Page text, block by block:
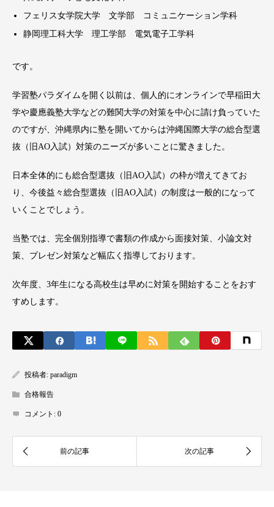
フェリス女学院大学 文学部 コミュニケーション学科
静岡理工科大学 理工学部 電気電子工学科
です。
学習塾パラダイムを開く以前は、個人的にオンラインで早稲田大
学や慶應義塾大学などの難関大学の対策を中心に請け負っていた
のですが、沖縄県内に塾を開いてからは沖縄国際大学の総合型選
抜（旧AO入試）対策のニーズが多いことに驚きました。
日本全体的にも総合型選抜（旧AO入試）の枠が増えてきてお
り、今後益々総合型選抜（旧AO入試）の制度は一般的になって
いくことでしょう。
当塾では、完全個別指導で書類の作成から面接対策、小論文対
策、プレゼン対策など幅広く指導しております。
次年度、3年生になる高校生は早めに対策を開始することをおす
すめします。
投稿者: paradigm
合格報告
コメント: 0